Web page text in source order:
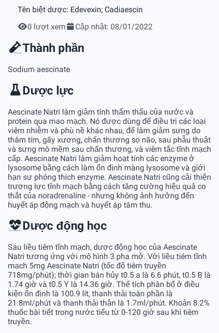
Tên biệt dược: Edevexin; Cadiaescin
0 lượt xem
Cập nhật: 08/01/2022
Thành phần
Sodium aescinate
Dược lực
Aescinate Natri làm giảm tính thẩm thấu của nước và
protein qua mao mạch. Nó được dùng để điều trị các loại
viêm nhiễm và phù nề khác nhau, để làm giảm sưng do
thâm tím, gãy xương, chấn thương sọ não, sau phẫu thuật
và sưng mô mềm sau chấn thương, và viêm tắc tĩnh mạch
cấp. Aescinate Natri làm giảm hoạt tính các enzyme ở
lysosome bằng cách làm ổn định màng lysosome và giới
hạn sự phóng thích enzyme. Aescinate Natri cũng cải thiện
trương lực tĩnh mạch bằng cách tăng cường hiệu quả co
thắt của noradrenaline - nhưng không ảnh hưởng đến
huyết áp động mạch và huyết áp tâm thu.
Dược động học
Sau liều tiêm tĩnh mạch, dược động học của Aescinate
Natri tương ứng với mô hình 3 pha mở. Với liều tiêm tĩnh
mạch 5mg Aescinate Natri (tốc độ tiêm truyền
718mg/phút); thời gian bán hủy t0.5 a là 6.6 phút, t0.5 B là
1.74 giờ và t0.5 Y là 14.36 giờ. Thể tích phân bổ ở điều
kiện ổn định là 100.9 lít, thanh thải toàn phần là
21.8ml/phút và thanh thải thận là 1.7ml/phút. Khoản 8.2%
thuốc bài tiết trong nước tiểu từ 0-120 giờ sau khi tiêm
truyền.